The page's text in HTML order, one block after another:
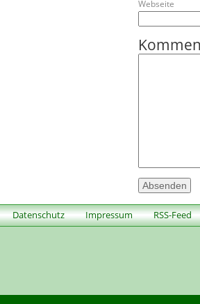
Webseite
Datenschutz Impressum RSS-Feed